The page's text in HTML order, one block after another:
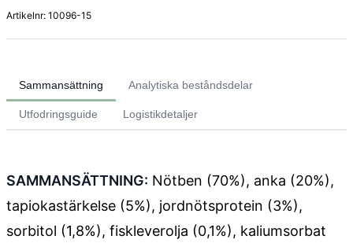
Artikelnr: 10096-15
Sammansättning Analytiska beståndsdelar
Utfodringsguide Logistikdetaljer
SAMMANSÄTTNING: Nötben (70%), anka (20%),
tapiokastärkelse (5%), jordnötsprotein (3%),
sorbitol (1,8%), fiskleverolja (0,1%), kaliumsorbat